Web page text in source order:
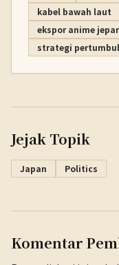
kabel bawah laut
ekspor anime
strategi
Jejak Topik
Japan Politics
Komentar